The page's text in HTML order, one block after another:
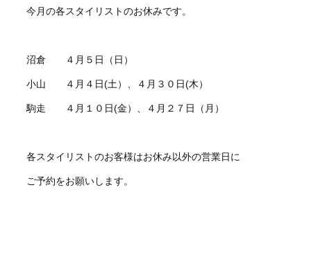
今月の各スタイリストのお休みです。
沼倉 ４月５日（日）
小山 ４月４日(土）、４月３０日(木）
駒走 ４月１０日(金）、４月２７日（月）
各スタイリストのお客様はお休み以外の営業日に
ご予約をお願いします。